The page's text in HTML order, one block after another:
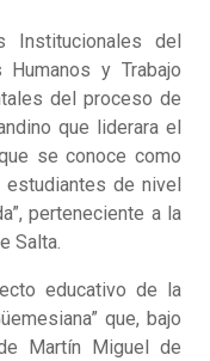
Institucionales del
y Trabajo
del proceso de
que liderara el
se conoce como
estudiantes de nivel
perteneciente a la
Salta.
educativo de la
que, bajo
Martín Miguel de